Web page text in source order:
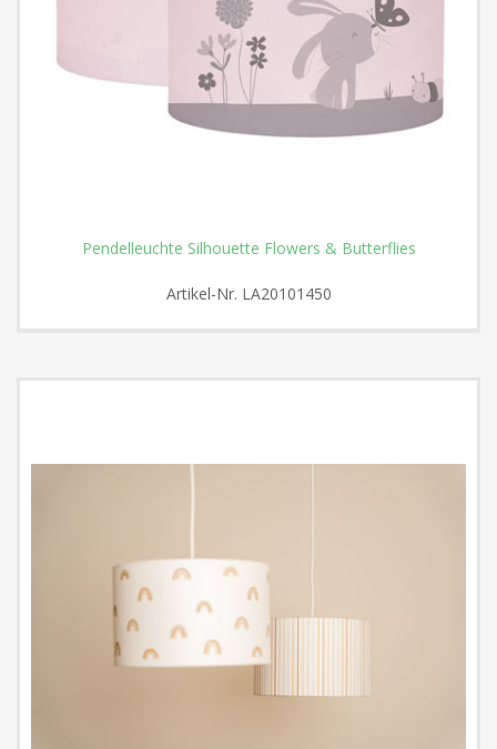
Pendelleuchte Silhouette Flowers & Butterflies
Artikel-Nr. LA20101450